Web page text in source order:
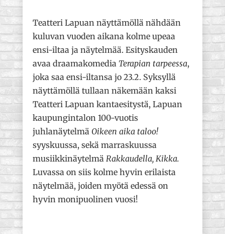
Teatteri Lapuan näyttämöllä nähdään
kuluvan vuoden aikana kolme upeaa
ensi-iltaa ja näytelmää. Esityskauden
avaa draamakomedia Terapian tarpeessa,
joka saa ensi-iltansa jo 23.2. Syksyllä
näyttämöllä tullaan näkemään kaksi
Teatteri Lapuan kantaesitystä, Lapuan
kaupungintalon 100-vuotis
juhlanäytelmä Oikeen aika taloo!
syyskuussa, sekä marraskuussa
musiikkinäytelmä Rakkaudella, Kikka.
Luvassa on siis kolme hyvin erilaista
näytelmää, joiden myötä edessä on
hyvin monipuolinen vuosi!